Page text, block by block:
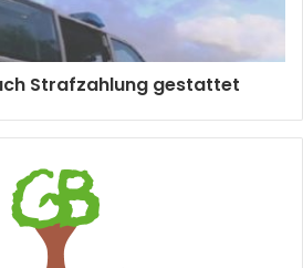
Strafzahlung gestattet